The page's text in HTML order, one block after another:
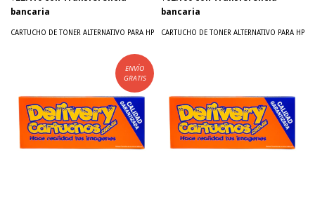
bancaria
CARTUCHO DE TONER ALTERNATIVO PARA HP
bancaria
CARTUCHO DE TONER ALTERNATIVO PARA HP
ENVÍO
GRATIS